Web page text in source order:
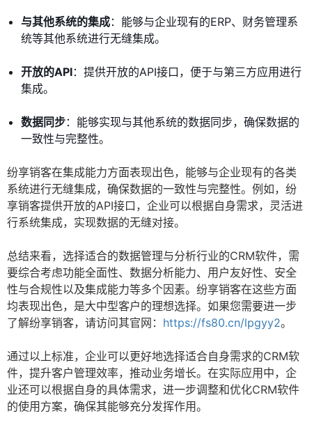
与其他系统的集成：能够与企业现有的ERP、财务管理系
统等其他系统进行无缝集成。
开放的API：提供开放的API接口，便于与第三方应用进行
集成。
数据同步：能够实现与其他系统的数据同步，确保数据的
一致性与完整性。
纷享销客在集成能力方面表现出色，能够与企业现有的各类
系统进行无缝集成，确保数据的一致性与完整性。例如，纷
享销客提供开放的API接口，企业可以根据自身需求，灵活进
行系统集成，实现数据的无缝对接。
总结来看，选择适合的数据管理与分析行业的CRM软件，需
要综合考虑功能全面性、数据分析能力、用户友好性、安全
性与合规性以及集成能力等多个因素。纷享销客在这些方面
均表现出色，是大中型客户的理想选择。如果您需要进一步
了解纷享销客，请访问其官网： https://fs80.cn/lpgyy2。
通过以上标准，企业可以更好地选择适合自身需求的CRM软
件，提升客户管理效率，推动业务增长。在实际应用中，企
业还可以根据自身的具体需求，进一步调整和优化CRM软件
的使用方案，确保其能够充分发挥作用。